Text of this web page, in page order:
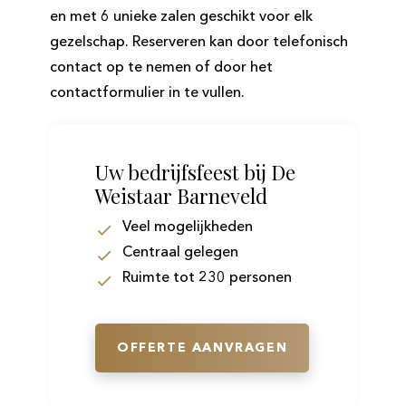
en met 6 unieke zalen geschikt voor elk
gezelschap. Reserveren kan door telefonisch
contact op te nemen of door het
contactformulier in te vullen.
Uw bedrijfsfeest bij De
Weistaar Barneveld
Veel mogelijkheden
Centraal gelegen
Ruimte tot 230 personen
OFFERTE AANVRAGEN